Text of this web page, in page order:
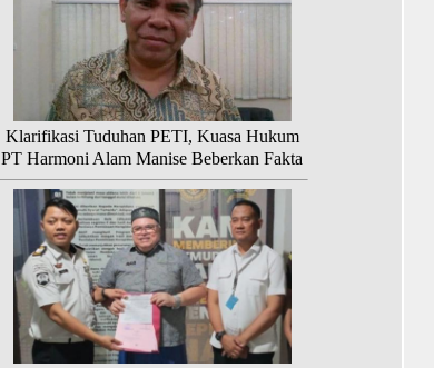
Klarifikasi Tuduhan PETI, Kuasa Hukum
PT Harmoni Alam Manise Beberkan Fakta